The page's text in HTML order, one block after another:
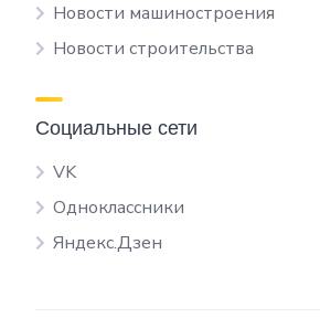
Новости машиностроения
Новости строительства
Социальные сети
VK
Одноклассники
Яндекс.Дзен